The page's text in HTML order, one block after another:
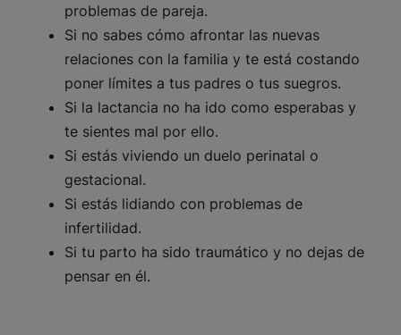
problemas de pareja.
Si no sabes cómo afrontar las nuevas
relaciones con la familia y te está costando
poner límites a tus padres o tus suegros.
Si la lactancia no ha ido como esperabas y
te sientes mal por ello.
Si estás viviendo un duelo perinatal o
gestacional.
Si estás lidiando con problemas de
infertilidad.
Si tu parto ha sido traumático y no dejas de
pensar en él.